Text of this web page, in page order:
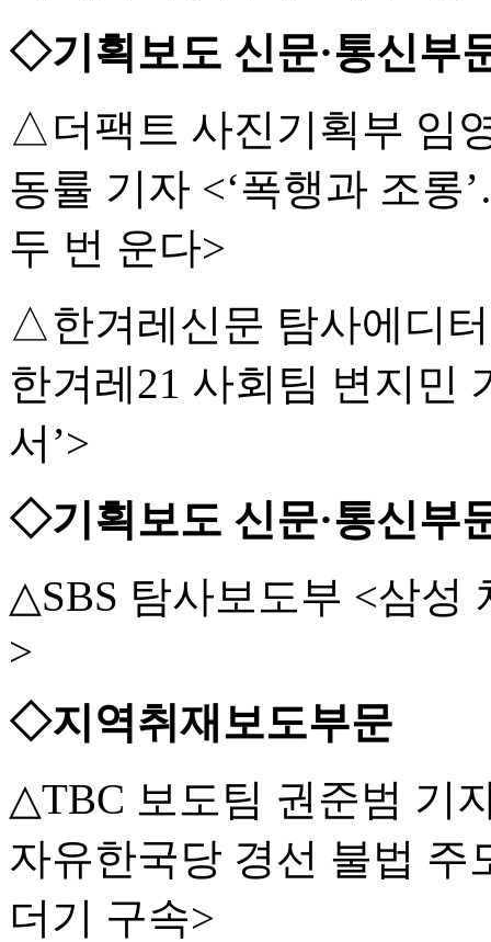
◇기획보도 신문·통신부
△더팩트 사진기획부 임
동률 기자 <‘폭행과 조
두 번 운다>
△한겨레신문 탐사에디
한겨레21 사회팀 변지민
서’>
◇기획보도 신문·통신부
△SBS 탐사보도부 <삼성
>
◇지역취재보도부문
△TBC 보도팀 권준범 기
자유한국당 경선 불법 주
더기 구속>